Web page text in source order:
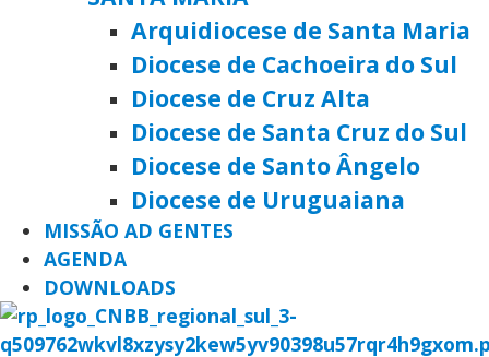
Arquidiocese de Santa Maria
Diocese de Cachoeira do Sul
Diocese de Cruz Alta
Diocese de Santa Cruz do Sul
Diocese de Santo Ângelo
Diocese de Uruguaiana
MISSÃO AD GENTES
AGENDA
DOWNLOADS